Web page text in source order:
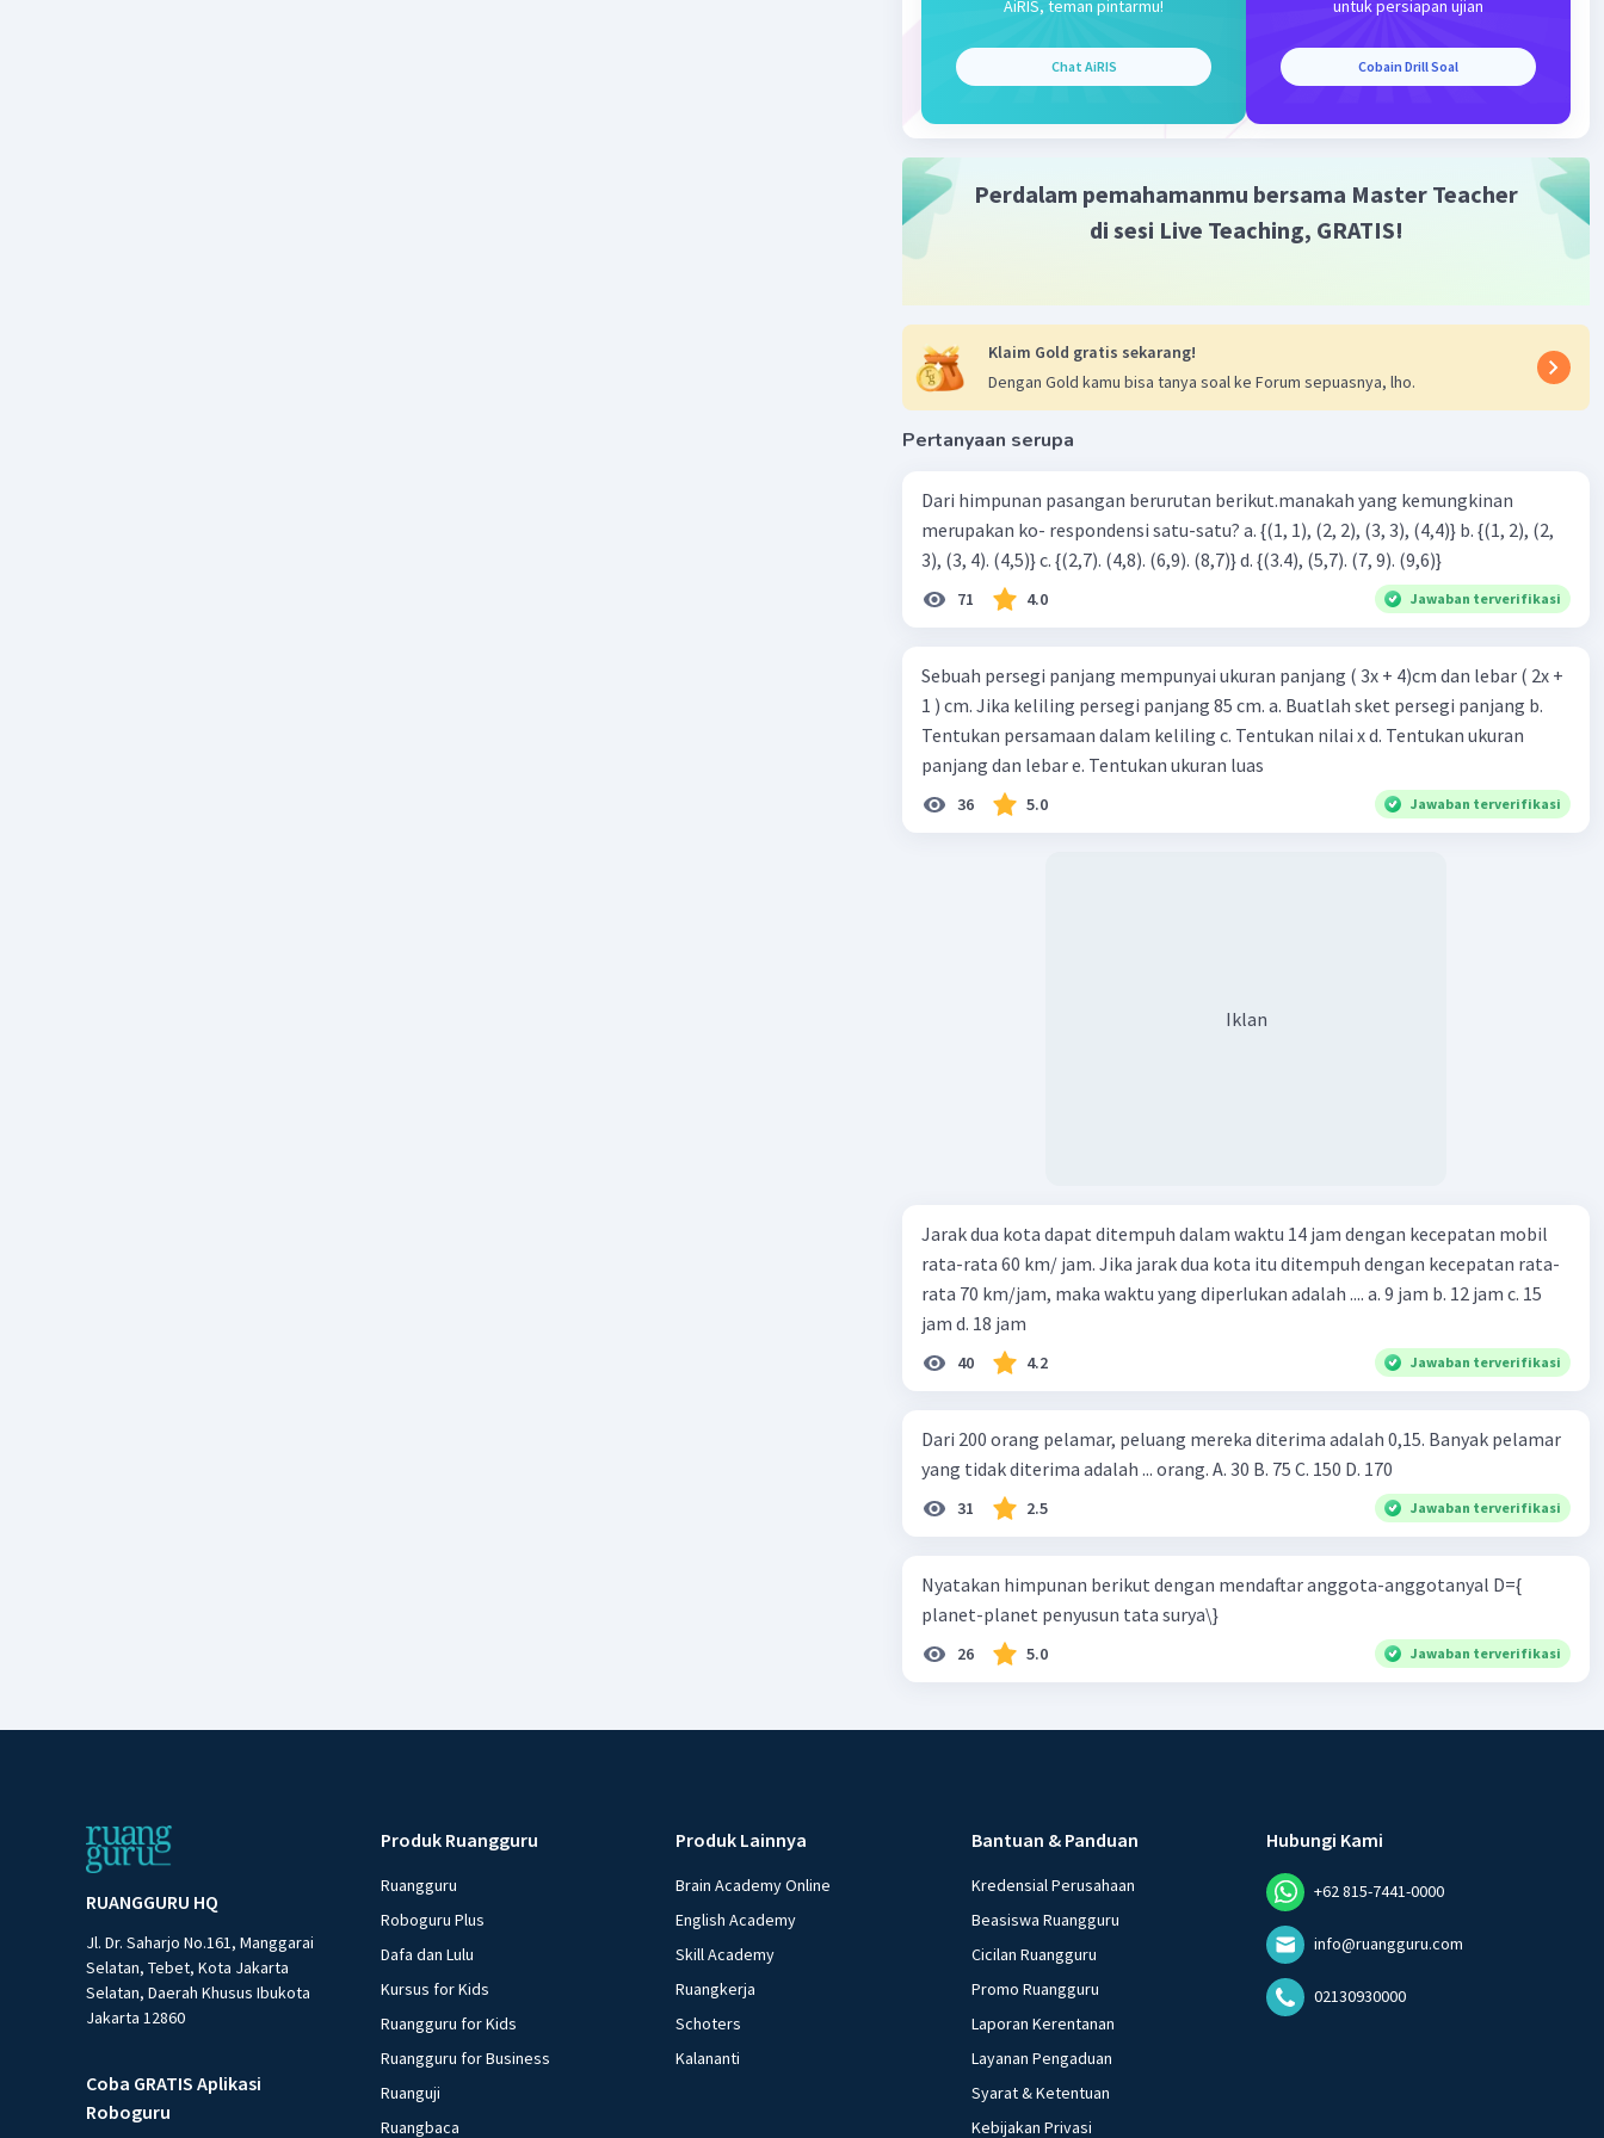
AiRIS, teman pintarmu!
Chat AiRIS
untuk persiapan ujian
Cobain Drill Soal
Perdalam pemahamanmu bersama Master Teacher
di sesi Live Teaching, GRATIS!
Klaim Gold gratis sekarang!
Dengan Gold kamu bisa tanya soal ke Forum sepuasnya, lho.
Pertanyaan serupa
Dari himpunan pasangan berurutan berikut.manakah yang kemungkinan
merupakan ko- respondensi satu-satu? a. {(1, 1), (2, 2), (3, 3), (4,4)} b. {(1, 2), (2,
3), (3, 4). (4,5)} c. {(2,7). (4,8). (6,9). (8,7)} d. {(3.4), (5,7). (7, 9). (9,6)}
71 4.0 Jawaban terverifikasi
Sebuah persegi panjang mempunyai ukuran panjang ( 3x + 4)cm dan lebar ( 2x +
1 ) cm. Jika keliling persegi panjang 85 cm. a. Buatlah sket persegi panjang b.
Tentukan persamaan dalam keliling c. Tentukan nilai x d. Tentukan ukuran
panjang dan lebar e. Tentukan ukuran luas
36 5.0 Jawaban terverifikasi
Iklan
Jarak dua kota dapat ditempuh dalam waktu 14 jam dengan kecepatan mobil
rata-rata 60 km/ jam. Jika jarak dua kota itu ditempuh dengan kecepatan rata-
rata 70 km/jam, maka waktu yang diperlukan adalah .... a. 9 jam b. 12 jam c. 15
jam d. 18 jam
40 4.2 Jawaban terverifikasi
Dari 200 orang pelamar, peluang mereka diterima adalah 0,15. Banyak pelamar
yang tidak diterima adalah ... orang. A. 30 B. 75 C. 150 D. 170
31 2.5 Jawaban terverifikasi
Nyatakan himpunan berikut dengan mendaftar anggota-anggotanyal D={
planet-planet penyusun tata surya\}
26 5.0 Jawaban terverifikasi
RUANGGURU HQ
Jl. Dr. Saharjo No.161, Manggarai
Selatan, Tebet, Kota Jakarta
Selatan, Daerah Khusus Ibukota
Jakarta 12860
Coba GRATIS Aplikasi
Roboguru
Produk Ruangguru
Ruangguru
Roboguru Plus
Dafa dan Lulu
Kursus for Kids
Ruangguru for Kids
Ruangguru for Business
Ruanguji
Ruangbaca
Produk Lainnya
Brain Academy Online
English Academy
Skill Academy
Ruangkerja
Schoters
Kalananti
Bantuan & Panduan
Kredensial Perusahaan
Beasiswa Ruangguru
Cicilan Ruangguru
Promo Ruangguru
Laporan Kerentanan
Layanan Pengaduan
Syarat & Ketentuan
Kebijakan Privasi
Hubungi Kami
+62 815-7441-0000
info@ruangguru.com
02130930000